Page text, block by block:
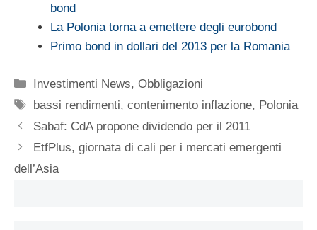
bond
La Polonia torna a emettere degli eurobond
Primo bond in dollari del 2013 per la Romania
Categorie
Investimenti News,Obbligazioni
Tag
bassi rendimenti,contenimento inflazione, Polonia
Sabaf: CdA propone dividendo per il 2011
EtfPlus, giornata di cali per i mercati emergenti
dell’Asia